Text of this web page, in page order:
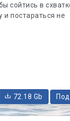
сойтись в
и постараться не
72.18 Gb